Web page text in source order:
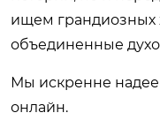
ищем грандиозных
объединенные
Мы искренне
онлайн.